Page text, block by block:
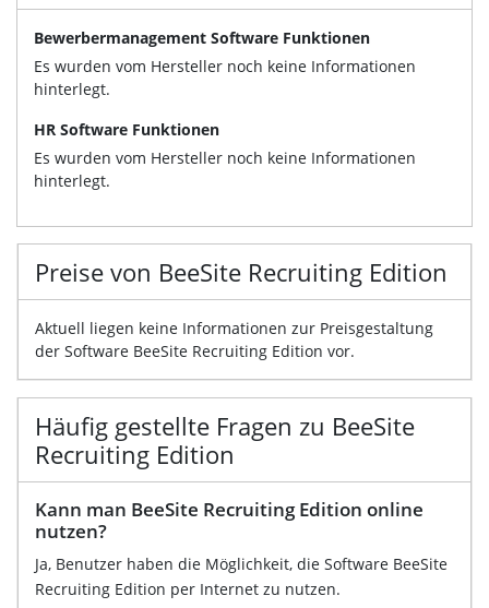
Bewerbermanagement Software Funktionen
Es wurden vom Hersteller noch keine Informationen
hinterlegt.
HR Software Funktionen
Es wurden vom Hersteller noch keine Informationen
hinterlegt.
Preise von BeeSite Recruiting Edition
Aktuell liegen keine Informationen zur Preisgestaltung
der Software BeeSite Recruiting Edition vor.
Häufig gestellte Fragen zu BeeSite
Recruiting Edition
Kann man BeeSite Recruiting Edition online
nutzen?
Ja, Benutzer haben die Möglichkeit, die Software BeeSite
Recruiting Edition per Internet zu nutzen.